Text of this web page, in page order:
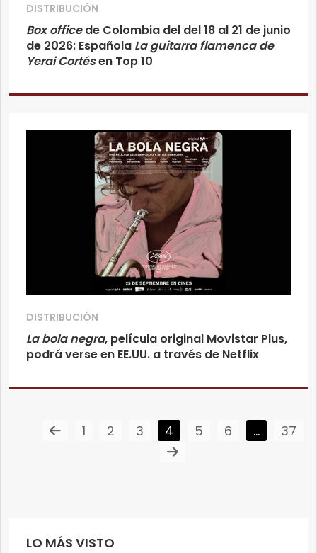
LO MÁS VISTO
DISTRIBUCIÓN
Box officede Colombia del del 18 al 21 de junio
de 2026: Española La guitarra flamenca de
Yerai Cortésen Top 10
DISTRIBUCIÓN
La bola negra, película original Movistar Plus,
podrá verse en EE.UU. a través de Netflix
1 2 3 4 5 6 … 37